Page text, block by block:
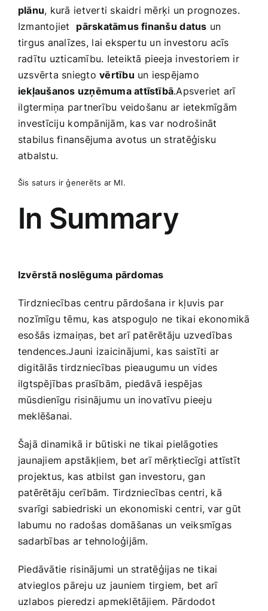
plānu,‌ kurā ⁣ietverti‌ skaidri mērķi un prognozes.
Izmantojiet ⁣ pārskatāmus finanšu⁢ datus un
tirgus analīzes, ⁢lai ekspertu un‌ investoru acīs
radītu uzticamību. Ieteiktā pieeja investoriem ir
uzsvērta sniegtovērtību un iespējamo
iekļaušanos uzņēmuma attīstībā.Apsveriet arī
⁤ilgtermiņa partnerību veidošanu ar ietekmīgām
⁢investīciju ⁣kompānijām, kas var nodrošināt
stabilus finansējuma avotus un stratēģisku
atbalstu.
Šis saturs ir ģenerēts ar MI.
In Summary
Izvērstā noslēguma pārdomas
Tirdzniecības centru ​pārdošana ir kļuvis ⁣par
‌nozīmīgu tēmu, kas atspoguļo ne tikai⁣ ekonomikā
esošās​ izmaiņas, bet ‍arī patērētāju uzvedības⁣
tendences.Jauni izaicinājumi, kas⁤ saistīti ar
digitālās tirdzniecības pieaugumu un ‌vides
ilgtspējības prasībām, piedāvā iespējas⁢
mūsdienīgu risinājumu un inovatīvu pieeju
meklēšanai.
Šajā dinamikā ir būtiski⁢ ne tikai pielāgoties
jaunajiem apstākļiem, bet arī‍ mērķtiecīgi attīstīt
projektus, kas atbilst gan investoru, gan
patērētāju cerībām. Tirdzniecības centri, ⁤kā
svarīgi sabiedriski ⁢un ekonomiski centri, var gūt
labumu no ‍radošas⁤ domāšanas un veiksmīgas
sadarbības ar tehnoloģijām. ⁤
Piedāvātie ⁤risinājumi​ un stratēģijas ne ⁤tikai
atvieglos pāreju uz jauniem tirgiem, bet arī
uzlabos pieredzi apmeklētājiem.⁤ Pārdodot